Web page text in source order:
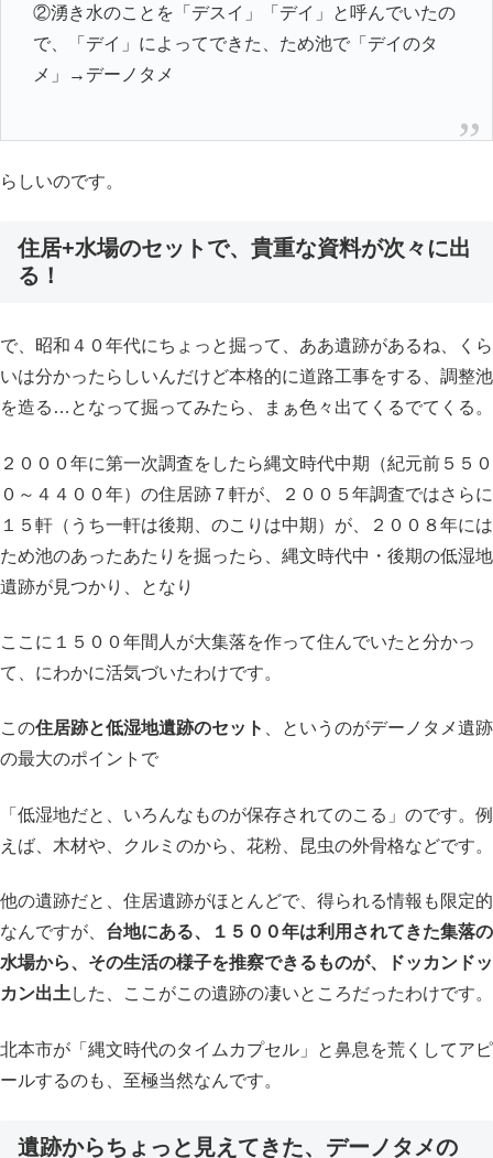
②湧き水のことを「デスイ」「デイ」と呼んでいたの
で、「デイ」によってできた、ため池で「デイのタ
メ」→デーノタメ
らしいのです。
住居+水場のセットで、貴重な資料が次々に出
る！
で、昭和４０年代にちょっと掘って、ああ遺跡があるね、くら
いは分かったらしいんだけど本格的に道路工事をする、調整池
を造る…となって掘ってみたら、まぁ色々出てくるでてくる。
２０００年に第一次調査をしたら縄文時代中期（紀元前５５０
０～４４００年）の住居跡７軒が、２００５年調査ではさらに
１５軒（うち一軒は後期、のこりは中期）が、２００８年には
ため池のあったあたりを掘ったら、縄文時代中・後期の低湿地
遺跡が見つかり、となり
ここに１５００年間人が大集落を作って住んでいたと分かっ
て、にわかに活気づいたわけです。
この住居跡と低湿地遺跡のセット
、というのがデーノタメ遺跡
の最大のポイントで
「低湿地だと、いろんなものが保存されてのこる」のです。例
えば、木材や、クルミのから、花粉、昆虫の外骨格などです。
他の遺跡だと、住居遺跡がほとんどで、得られる情報も限定的
なんですが、 台地にある、１５００年は利用されてきた集落の
水場から、その生活の様子を推察できるものが、ドッカンドッ
カン出土 した、ここがこの遺跡の凄いところだったわけです。
北本市が「縄文時代のタイムカプセル」と鼻息を荒くしてアピ
ールするのも、至極当然なんです。
遺跡からちょっと見えてきた、デーノタメの